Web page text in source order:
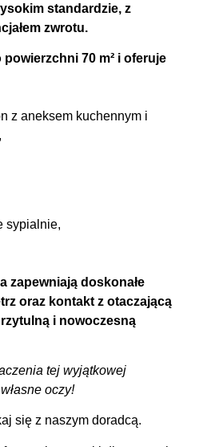
standardzie, z
zwrotu.
powierzchni 70 m² i oferuje
z aneksem kuchennym i
sypialnie,
zapewniają doskonałe
oraz kontakt z otaczającą
i nowoczesną
tej wyjątkowej
oczy!
się z naszym doradcą.